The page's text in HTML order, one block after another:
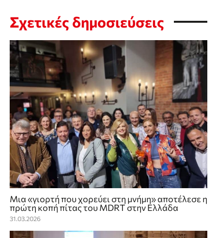
Σχετικές δημοσιεύσεις
Μια «γιορτή που χορεύει στη μνήμη» αποτέλεσε η
πρώτη κοπή πίτας του MDRT στην Ελλάδα
31.03.2026